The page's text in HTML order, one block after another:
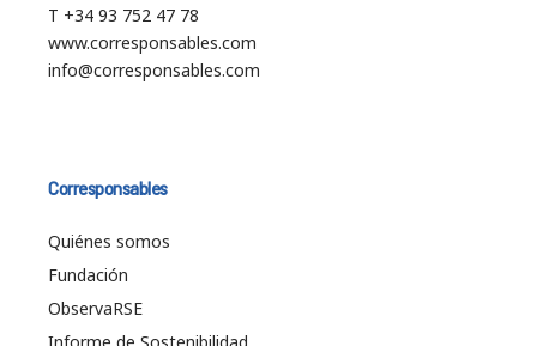
T +34 93 752 47 78
www.corresponsables.com
info@corresponsables.com
Corresponsables
Quiénes somos
Fundación
ObservaRSE
Informe de Sostenibilidad